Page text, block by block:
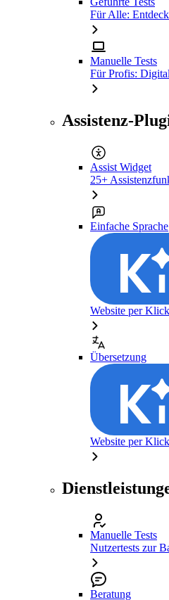
Für Alle:
Manuelle Tests
Für Profis:
Assistenz-
Assist Widget
25+
Einfache Sprache
Website per
Übersetzung
Website per
Manuelle Tests
Nutzertests zur
Beratung